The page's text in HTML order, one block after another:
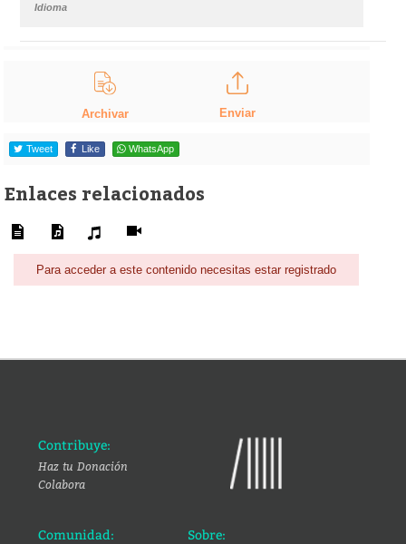
Idioma
Archivar Enviar
Tweet Like WhatsApp
Enlaces relacionados
Para acceder a este contenido necesitas estar registrado
Contribuye:
Haz tu Donación
Colabora
Comunidad: Sobre: